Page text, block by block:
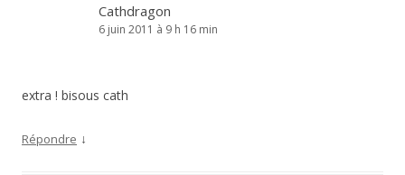
Cathdragon
6 juin 2011 à 9 h 16 min
extra ! bisous cath
Répondre ↓